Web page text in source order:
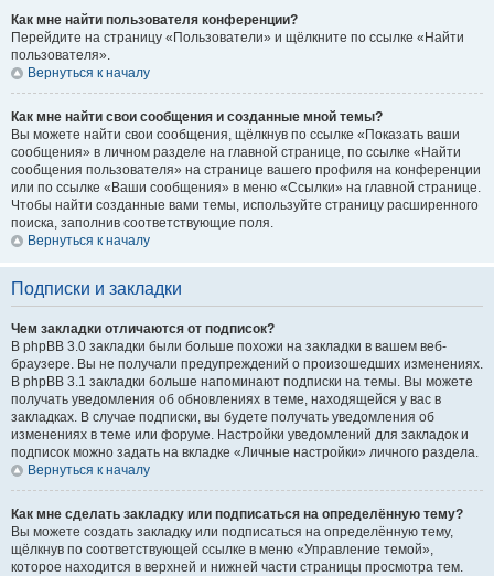
Как мне найти пользователя конференции?
Перейдите на страницу «Пользователи» и щёлкните по ссылке «Найти
пользователя».
Вернуться к началу
Как мне найти свои сообщения и созданные мной темы?
Вы можете найти свои сообщения, щёлкнув по ссылке «Показать ваши
сообщения» в личном разделе на главной странице, по ссылке «Найти
сообщения пользователя» на странице вашего профиля на конференции
или по ссылке «Ваши сообщения» в меню «Ссылки» на главной странице.
Чтобы найти созданные вами темы, используйте страницу расширенного
поиска, заполнив соответствующие поля.
Вернуться к началу
Подписки и закладки
Чем закладки отличаются от подписок?
В phpBB 3.0 закладки были больше похожи на закладки в вашем веб-
браузере. Вы не получали предупреждений о произошедших изменениях.
В phpBB 3.1 закладки больше напоминают подписки на темы. Вы можете
получать уведомления об обновлениях в теме, находящейся у вас в
закладках. В случае подписки, вы будете получать уведомления об
изменениях в теме или форуме. Настройки уведомлений для закладок и
подписок можно задать на вкладке «Личные настройки» личного раздела.
Вернуться к началу
Как мне сделать закладку или подписаться на определённую тему?
Вы можете создать закладку или подписаться на определённую тему,
щёлкнув по соответствующей ссылке в меню «Управление темой»,
которое находится в верхней и нижней части страницы просмотра тем.